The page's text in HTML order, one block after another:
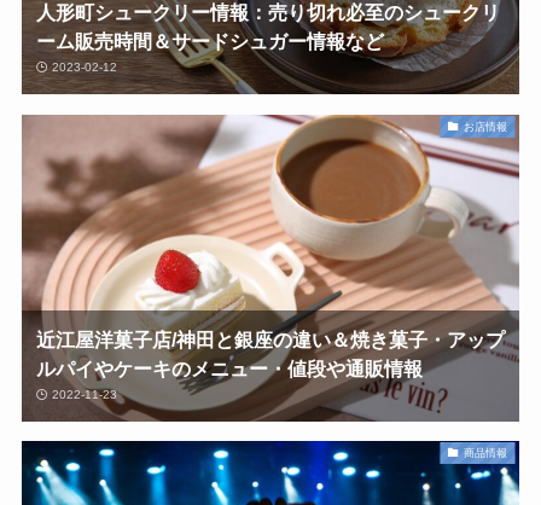
人形町シュークリー情報：売り切れ必至のシュークリ
ーム販売時間＆サードシュガー情報など
2023-02-12
お店情報
近江屋洋菓子店/神田と銀座の違い＆焼き菓子・アップ
ルパイやケーキのメニュー・値段や通販情報
2022-11-23
商品情報